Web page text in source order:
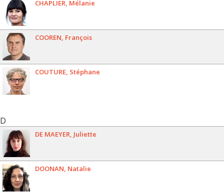
CHAPLIER Mélanie
COOREN François
COUTURE Stéphane
D
DE MAEYER Juliette
DOONAN Natalie